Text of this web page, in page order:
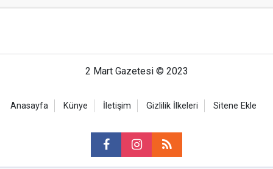
2 Mart Gazetesi © 2023
Anasayfa Künye İletişim Gizlilik İlkeleri Sitene Ekle